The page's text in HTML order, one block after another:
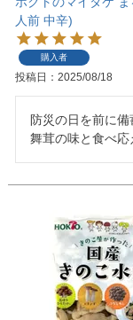
人前 中辛)
購入者
投稿日 2025/08/18
防災の日を前に
舞茸の味と食べ